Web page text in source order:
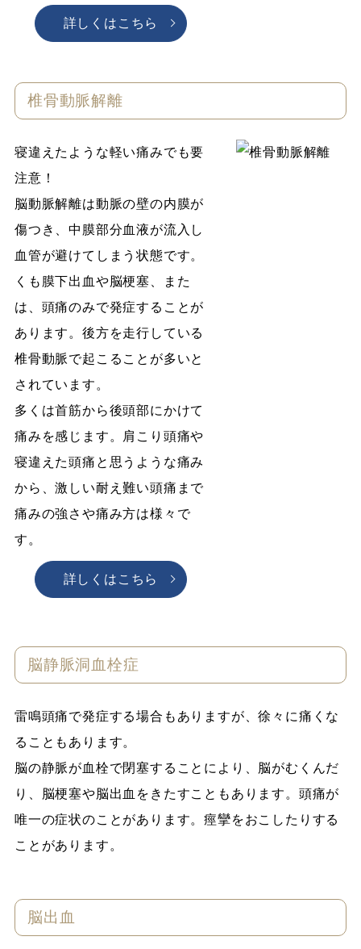
詳しくはこちら
椎骨動脈解離
寝違えたような軽い痛みでも要
注意！
脳動脈解離は動脈の壁の内膜が
傷つき、中膜部分血液が流入し
血管が避けてしまう状態です。
くも膜下出血や脳梗塞、また
は、頭痛のみで発症することが
あります。後方を走行している
椎骨動脈で起こることが多いと
されています。
多くは首筋から後頭部にかけて
痛みを感じます。肩こり頭痛や
寝違えた頭痛と思うような痛み
から、激しい耐え難い頭痛まで
痛みの強さや痛み方は様々で
す。
詳しくはこちら
脳静脈洞血栓症
雷鳴頭痛で発症する場合もありますが、徐々に痛くな
ることもあります。
脳の静脈が血栓で閉塞することにより、脳がむくんだ
り、脳梗塞や脳出血をきたすこともあります。頭痛が
唯一の症状のことがあります。痙攣をおこしたりする
ことがあります。
脳出血